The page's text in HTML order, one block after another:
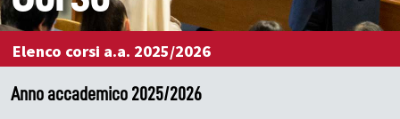
Elenco corsi a.a. 2025/2026
Anno accademico 2025/2026